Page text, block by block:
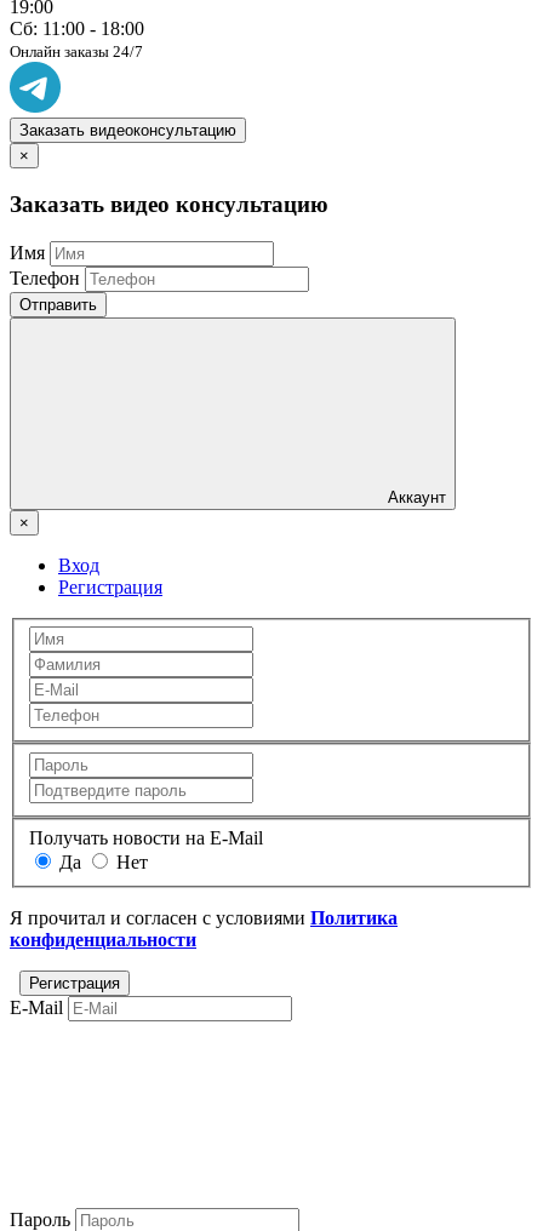
19:00
Сб: 11:00 - 18:00
Онлайн заказы 24/7
Заказать видеоконсультацию
×
Заказать видео консультацию
Имя
Телефон
Отправить
Аккаунт
×
Вход
Регистрация
Получать новости на E-Mail
Да
Нет
Я прочитал и согласен с условиями Политика
конфиденциальности
E-Mail
Пароль